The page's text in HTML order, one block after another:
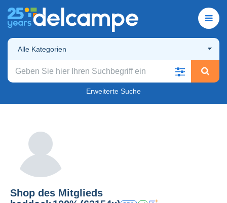
Alle Kategorien
Erweiterte Suche
Shop des Mitglieds